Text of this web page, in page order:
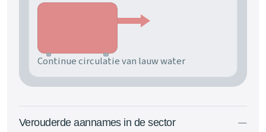
Verouderde aannames in de sector
Continue circulatie van lauw water